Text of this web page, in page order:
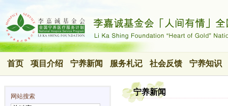
首页 项目介绍 宁养新闻 服务札记 社会反馈 宁养知识
网站搜索 宁养新闻